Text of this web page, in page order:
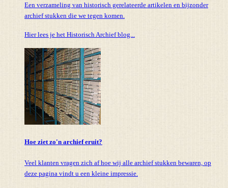
Een verzameling van historisch gerelateerde artikelen en bijzonder
archief stukken die we tegen komen.
Hier lees je het Historisch Archief blog...
Hoe ziet zo'n archief eruit?
Veel klanten vragen zich af hoe wij alle archief stukken bewaren, op
deze pagina vindt u een kleine impressie.